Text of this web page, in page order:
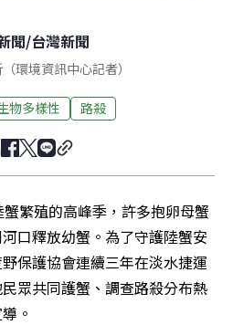
聞/台灣新聞
環境資訊中心記者）
物多樣性 路殺
繁殖的高峰季，許多抱卵母蟹
口釋放幼蟹。為了守護陸蟹安
保護協會連續三年在淡水捷運
眾共同護蟹、調查路殺分布熱
。